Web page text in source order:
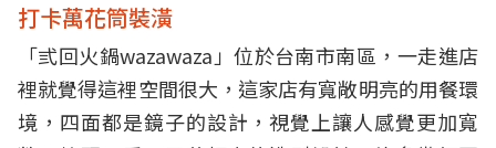
打卡萬花筒裝潢
「弎回火鍋wazawaza」位於台南市南區，一走進店
裡就覺得這裡空間很大，這家店有寬敞明亮的用餐環
境，四面都是鏡子的設計，視覺上讓人感覺更加寬